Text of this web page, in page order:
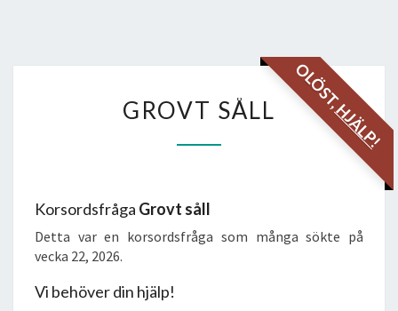
OLÖST,
HJÄLP!
SÅLL
GROVT SÅLL
Korsordsfråga Grovt såll
Detta var en korsordsfråga som många sökte på
vecka 22, 2026.
Vi behöver din hjälp!